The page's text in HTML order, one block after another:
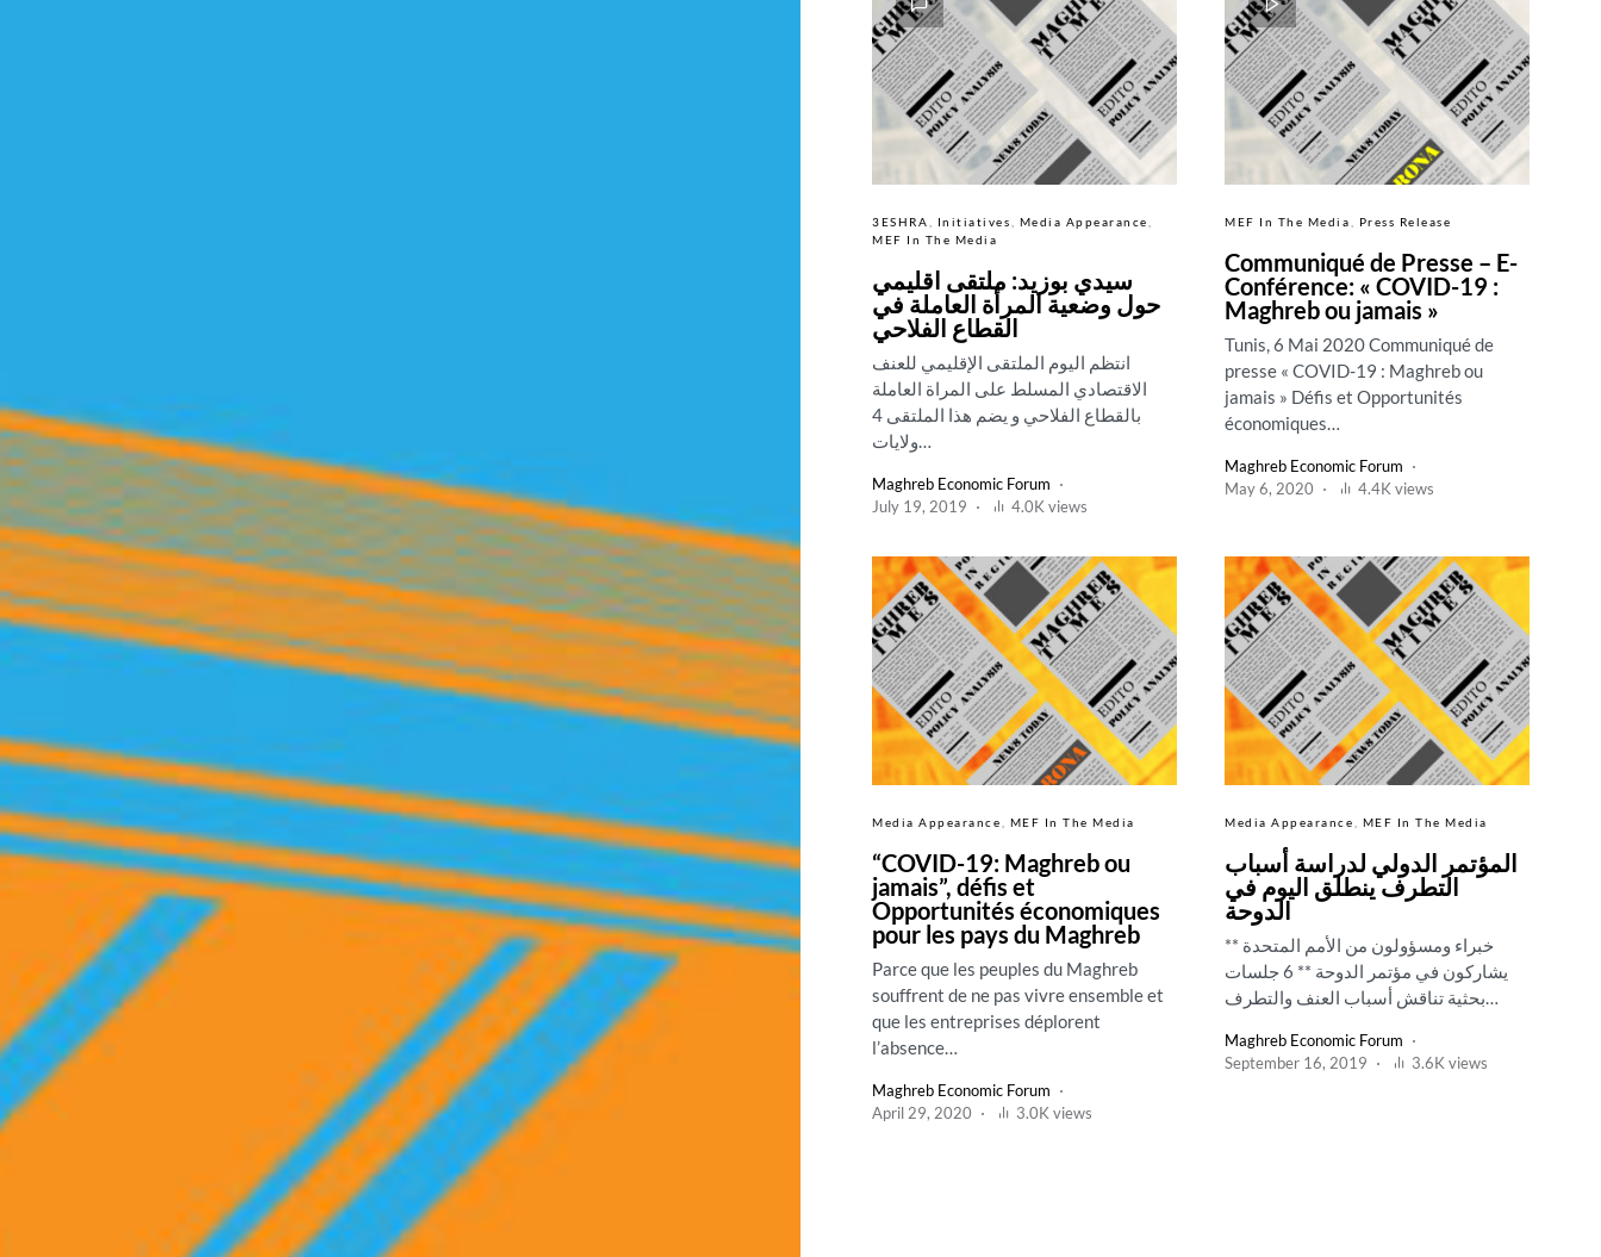
3ESHRA Initiatives
Media Appearance
MEF In The Media
سيدي بوزيد: ملتقى اقليمي
حول وضعية المرأة العاملة في
القطاع الفلاحي
انتظم اليوم الملتقى الإقليمي للعنف
الاقتصادي المسلط على المراة العاملة
بالقطاع الفلاحي و يضم هذا الملتقى 4
ولايات…
Maghreb Economic Forum
July 19, 2019
4.0K views
MEF In The Media Press Release
Communiqué de Presse – E-
Conférence: « COVID-19 :
Maghreb ou jamais »
Tunis, 6 Mai 2020 Communiqué de
presse « COVID-19 : Maghreb ou
jamais » Défis et Opportunités
économiques…
Maghreb Economic Forum
May 6, 2020
4.4K views
Media Appearance MEF In The Media
“COVID-19: Maghreb ou
jamais”, défis et
Opportunités économiques
pour les pays du Maghreb
Parce que les peuples du Maghreb
souffrent de ne pas vivre ensemble et
que les entreprises déplorent
l’absence…
Maghreb Economic Forum
April 29, 2020
3.0K views
Media Appearance MEF In The Media
المؤتمر الدولي لدراسة أسباب
التطرف ينطلق اليوم في
الدوحة
** خبراء ومسؤولون من الأمم المتحدة
يشاركون في مؤتمر الدوحة ** 6 جلسات
بحثية تناقش أسباب العنف والتطرف…
Maghreb Economic Forum
September 16, 2019
3.6K views